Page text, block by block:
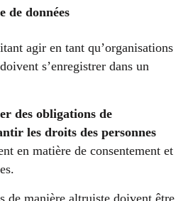
de données
agir en tant qu’organisations
s’enregistrer dans un
des obligations de
les droits des personnes
en matière de consentement et
de manière altruiste doivent être